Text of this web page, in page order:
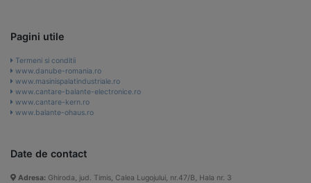
Pagini utile
Termeni si conditii
www.danube-romania.ro
www.masinispalatindustriale.ro
www.cantare-balante-electronice.ro
www.cantare-kern.ro
www.balante-ohaus.ro
Date de contact
Adresa: Ghiroda, jud. Timis, Calea Lugojului, nr.47/B, Hala nr. 3